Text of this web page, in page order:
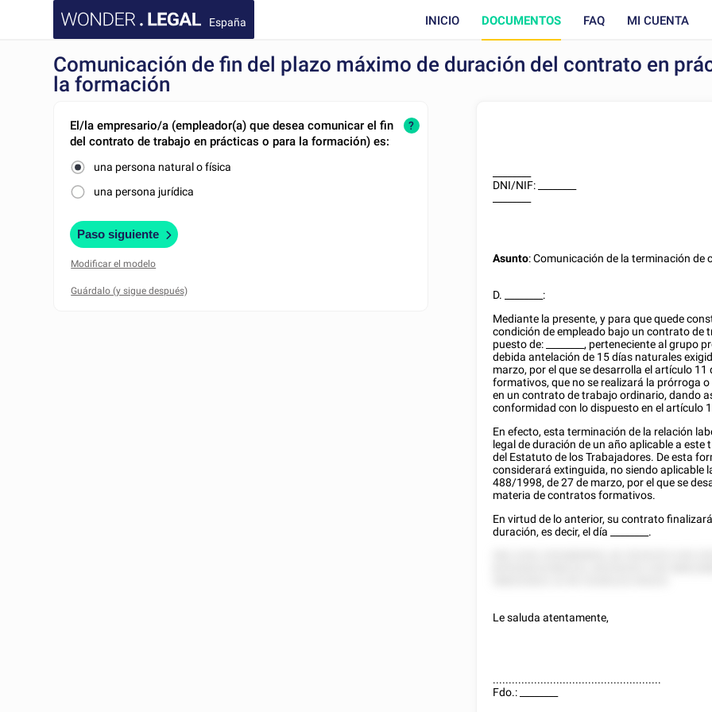
España INICIO DOCUMENTOS FAQ MI CUENTA
Comunicación de fin del plazo máximo de duración del contrato en
la formación
El/la empresario/a (empleador(a) que desea comunicar el fin
del contrato de trabajo en prácticas o para la formación) es:
una persona natural o física
una persona jurídica
?
Paso siguiente
Modificar el modelo
DNI/NIF:
Asunto: Comunicación de la terminación
D.
:
Mediante la presente, y para que quede
condición de empleado bajo un contrato de
puesto de:
, perteneciente al grupo
debida antelación de 15 días naturales
marzo, por el que se desarrolla el artículo
formativos, que no se realizará la prórroga
en un contrato de trabajo ordinario, dando
conformidad con lo dispuesto en el artículo
En efecto, esta terminación de la relación
legal de duración de un año aplicable a
del Estatuto de los Trabajadores. De esta
considerará extinguida, no siendo aplicable
488/1998, de 27 de marzo, por el que se
materia de contratos formativos.
En virtud de lo anterior, su contrato
duración, es decir, el día
.
Le saluda atentamente,
.....................................................
Fdo.: